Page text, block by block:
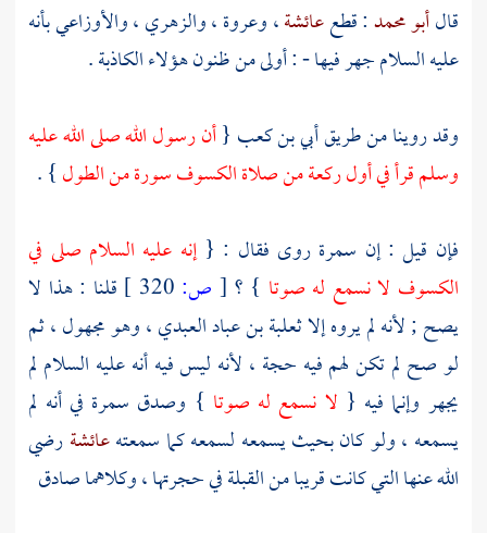
قالأبو محمد: قطععائشة،وعروة،والزهري،والأوزاعيبأنه
عليه السلام جهر فيها - : أولى من ظنون هؤلاء الكاذبة .
وقد روينا من طريقأبي بن كعب {أن رسول الله صلى الله عليه
وسلم قرأ في أول ركعة من صلاة الكسوف سورة من الطول} .
فإن قيل : إن سمرة روى فقال : {إنه عليه السلام صلى في
الكسوف لا نسمع له صوتا } ؟ [ ص:
قلنا : هذا لا
يصح ; لأنه لم يروه إلاثعلبة بن عباد العبدي، وهو مجهول ، ثم
لو صح لم تكن لهم فيه حجة ، لأنه ليس فيه أنه عليه السلام لم
يجهر وإنما فيه { لا نسمع له صوتا } وصدق سمرة في أنه لم
يسمعه ، ولو كان بحيث يسمعه لسمعه كما سمعتهعائشةرضي
الله عنها التي كانت قريبا من القبلة في حجرتها ، وكلاهما صادق